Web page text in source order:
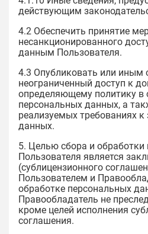
действующим
4.2 Обеспечить принятие
несанкционированного
данным Пользователя.
4.3 Опубликовать или иным
неограниченный доступ к
определяющему политику в
персональных данных, а
реализуемых требованиях
данных.
5. Целью сбора и
Пользователя является
(сублицензионного
Пользователем и
обработке персональных
Правообладатель не
кроме целей исполнения
соглашения.